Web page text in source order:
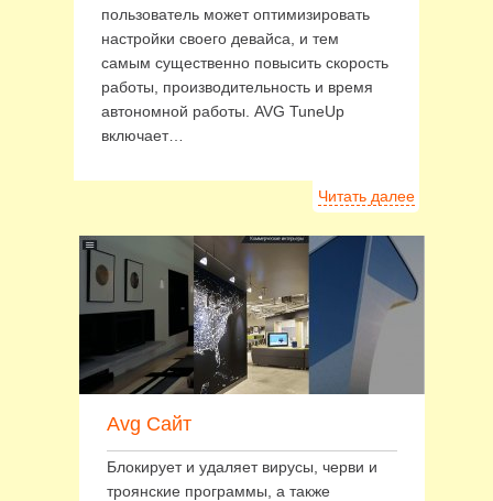
пользователь может оптимизировать
настройки своего девайса, и тем
самым существенно повысить скорость
работы, производительность и время
автономной работы. AVG TuneUp
включает…
Читать далее
Avg Сайт
Блокирует и удаляет вирусы, черви и
троянские программы, а также